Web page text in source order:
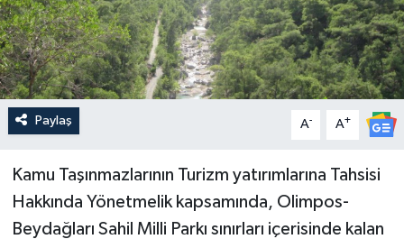
Paylaş A- A+
Kamu Taşınmazlarının Turizm yatırımlarına Tahsisi
Hakkında Yönetmelik kapsamında, Olimpos-
Beydağları Sahil Milli Parkı sınırları içerisinde kalan
Resmi İlan
Sağlık & Yaşam
Siyaset